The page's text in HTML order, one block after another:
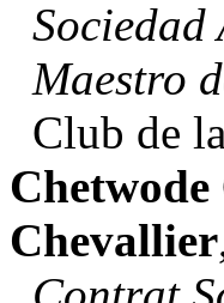
Maestro
Club de
Chetwode
Chevallier